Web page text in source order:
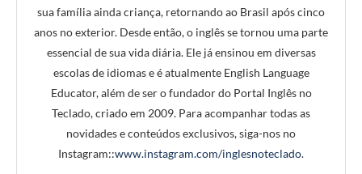
sua família ainda criança, retornando ao Brasil após cinco
anos no exterior. Desde então, o inglês se tornou uma parte
essencial de sua vida diária. Ele já ensinou em diversas
escolas de idiomas e é atualmente English Language
Educator, além de ser o fundador do Portal Inglês no
Teclado, criado em 2009. Para acompanhar todas as
novidades e conteúdos exclusivos, siga-nos no
Instagram::www.instagram.com/inglesnoteclado.